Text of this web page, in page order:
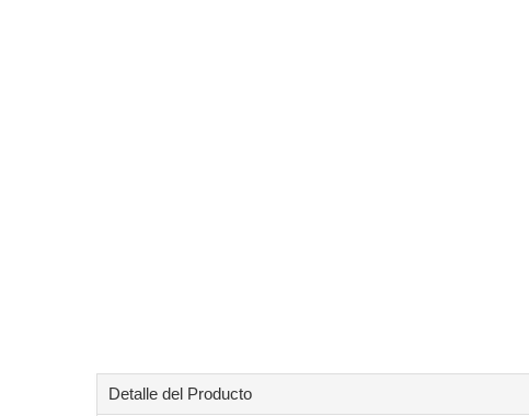
Detalle del Producto